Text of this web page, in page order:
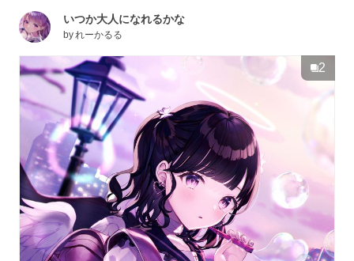
いつか大人になれるかな
byれーかるる
2